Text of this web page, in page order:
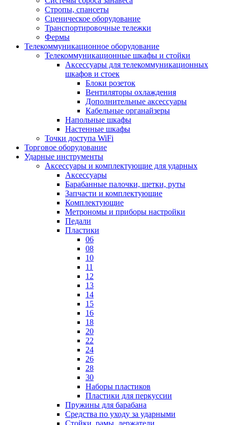
Стропы, спансеты
Сценическое оборудование
Транспортировочные тележки
Фермы
Телекоммуникационное оборудование
Телекоммуникационные шкафы и стойки
Аксессуары для телекоммуникационных
шкафов и стоек
Блоки розеток
Вентиляторы охлаждения
Дополнительные аксессуары
Кабельные органайзеры
Напольные шкафы
Настенные шкафы
Точки доступа WiFi
Торговое оборудование
Ударные инструменты
Аксессуары и комплектующие для ударных
Аксессуары
Барабанные палочки, щетки, руты
Запчасти и комплектующие
Комплектующие
Метрономы и приборы настройки
Педали
Пластики
06
08
10
11
12
13
14
15
16
18
20
22
24
26
28
30
Наборы пластиков
Пластики для перкуссии
Пружины для барабана
Средства по уходу за ударными
Стойки, рамы, держатели